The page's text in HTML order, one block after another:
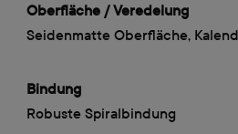
Oberfläche / Veredelung
Seidenmatte Oberfläche,
Bindung
Robuste Spiralbindung